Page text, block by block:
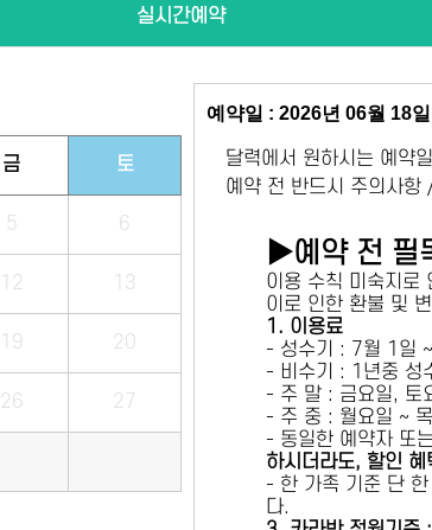
실시간예약
금 토
5 6
12 13
19 20
26 27
예약일 : 2026년 06월 18일
달력에서 원하시는 예약
예약 전 반드시 주의사항
▶예약 전 필
이용 수칙 미숙지로
이로 인한 환불 및
1. 이용료
- 성수기 : 7월 1일
- 비수기 : 1년중 성
- 주 말 : 금요일, 토
- 주 중 : 월요일 ~
- 동일한 예약자 또
하시더라도, 할인
- 한 가족 기준 단
다.